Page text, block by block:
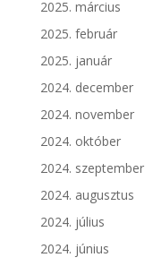
2025. március
2025. február
2025. január
2024. december
2024. november
2024. október
2024. szeptember
2024. augusztus
2024. július
2024. június